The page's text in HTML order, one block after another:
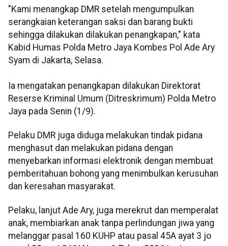
"Kami menangkap DMR setelah mengumpulkan
serangkaian keterangan saksi dan barang bukti
sehingga dilakukan dilakukan penangkapan," kata
Kabid Humas Polda Metro Jaya Kombes Pol Ade Ary
Syam di Jakarta, Selasa.
Ia mengatakan penangkapan dilakukan Direktorat
Reserse Kriminal Umum (Ditreskrimum) Polda Metro
Jaya pada Senin (1/9).
Pelaku DMR juga diduga melakukan tindak pidana
menghasut dan melakukan pidana dengan
menyebarkan informasi elektronik dengan membuat
pemberitahuan bohong yang menimbulkan kerusuhan
dan keresahan masyarakat.
Pelaku, lanjut Ade Ary, juga merekrut dan memperalat
anak, membiarkan anak tanpa perlindungan jiwa yang
melanggar pasal 160 KUHP atau pasal 45A ayat 3 jo